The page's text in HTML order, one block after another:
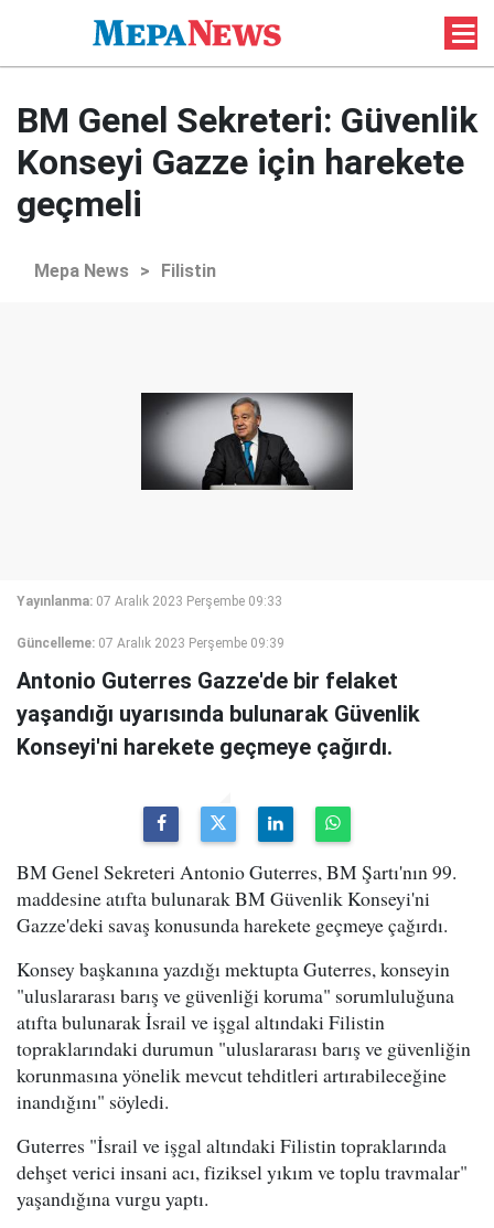
BM Genel Sekreteri: Güvenlik
Konseyi Gazze için harekete
geçmeli
Mepa News > Filistin
Yayınlanma: 07 Aralık 2023 Perşembe 09:33
Güncelleme: 07 Aralık 2023 Perşembe 09:39
Antonio Guterres Gazze'de bir felaket
yaşandığı uyarısında bulunarak Güvenlik
Konseyi'ni harekete geçmeye çağırdı.
BM Genel Sekreteri Antonio Guterres, BM Şartı'nın 99.
maddesine atıfta bulunarak BM Güvenlik Konseyi'ni
Gazze'deki savaş konusunda harekete geçmeye çağırdı.
Konsey başkanına yazdığı mektupta Guterres, konseyin
"uluslararası barış ve güvenliği koruma" sorumluluğuna
atıfta bulunarak İsrail ve işgal altındaki Filistin
topraklarındaki durumun "uluslararası barış ve güvenliğin
korunmasına yönelik mevcut tehditleri artırabileceğine
inandığını" söyledi.
Guterres "İsrail ve işgal altındaki Filistin topraklarında
dehşet verici insani acı, fiziksel yıkım ve toplu travmalar"
yaşandığına vurgu yaptı.